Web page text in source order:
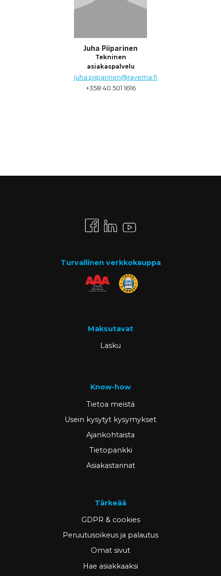
Juha Piiparinen
Tekninen
asiakaspalvelu
juha.piiparinen@ravema.fi
+358 40 501 1616
Turvallinen verkkokauppa
Maksutavat
Lasku
Know-how
Tietoa meistä
Usein kysytyt kysymykset
Ajankohtaista
Tietopankki
Asiakastarinat
Tärkeää
GDPR & cookies
Peruutusoikeus ja palautus
Omat sivut
Hae asiakkaaksi